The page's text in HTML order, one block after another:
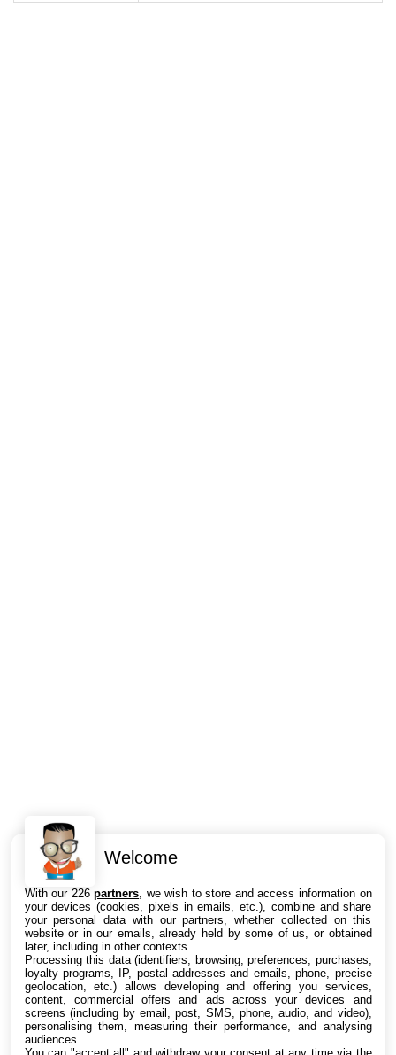
Intéressant ? Partagez !
Welcome
With our 226partners , we wish to store and access information on
your devices (cookies, pixels in emails, etc.), combine and share
your personal data with our partners, whether collected on this
website or in our emails, already held by some of us, or obtained
later, including in other contexts.
Processing this data (identifiers, browsing, preferences, purchases,
loyalty programs, IP, postal addresses and emails, phone, precise
geolocation, etc.) allows developing and offering you services,
content, commercial offers and ads across your devices and
screens (including by email, post, SMS, phone, audio, and video),
personalising them, measuring their performance, and analysing
audiences.
You can "accept all" and withdraw your consent at any time via the